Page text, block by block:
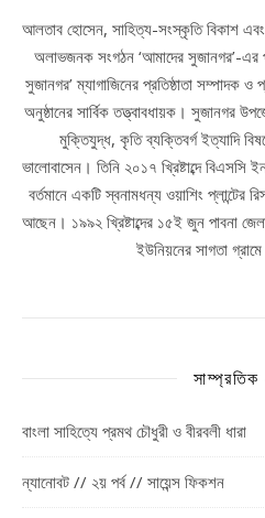
আলতাব হোসেন, সাহিত্য-সংস্কৃতি বিকাশ
অলাভজনক সংগঠন ‘আমাদের সুজানগর’-এর
সুজানগর’ ম্যাগাজিনের প্রতিষ্ঠাতা সম্পাদক
অনুষ্ঠানের সার্বিক তত্ত্বাবধায়ক। সুজানগর
মুক্তিযুদ্ধ, কৃতি ব্যক্তিবর্গ ইত্যাদি
ভালোবাসেন। তিনি ২০১৭ খ্রিষ্টাব্দে বিএসসি
বর্তমানে একটি স্বনামধন্য ওয়াশিং প্লান্টের
আছেন। ১৯৯২ খ্রিষ্টাব্দের ১৫ই জুন পাবনা
ইউনিয়নের সাগতা
বাংলা সাহিত্যে প্রমথ চৌধুরী ও বীরবলী ধারা
ন্যানোবট // ২য় পর্ব // সায়েন্স ফিকশন